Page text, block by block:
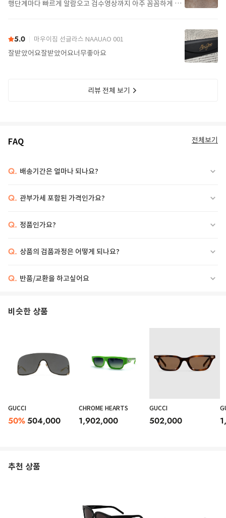
행단계마다 빠르게 알람오고 검수영상까지 아주 꼼꼼하게 찍
5.0 마우이짐 선글라스 NAAUAO 001
잘받았어요잘받았어요너무좋아요
리뷰 전체 보기
FAQ 전체보기
Q. 배송기간은 얼마나 되나요?
Q. 관부가세 포함된 가격인가요?
Q. 정품인가요?
Q. 상품의 검품과정은 어떻게 되나요?
Q. 반품/교환을 하고싶어요
비슷한 상품
GUCCI
50%504,000
CHROME HEARTS
1,902,000
GUCCI
502,000
추천 상품